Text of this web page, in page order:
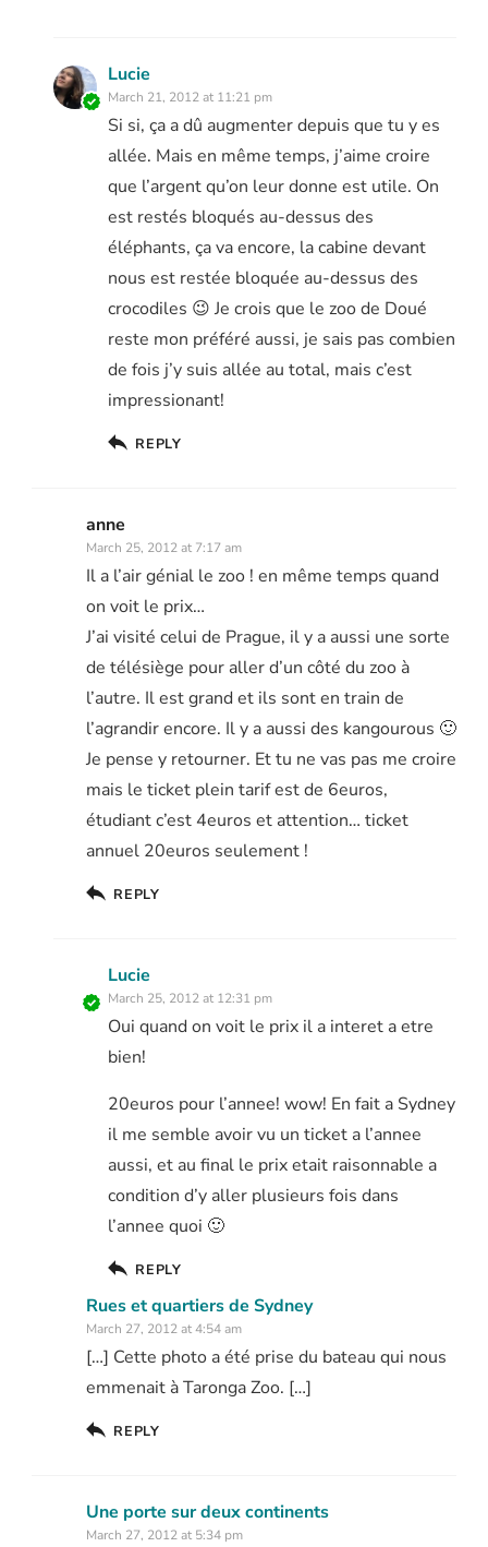
Lucie
March 21, 2012 at 11:21 pm
Si si, ça a dû augmenter depuis que tu y es
allée. Mais en même temps, j’aime croire
que l’argent qu’on leur donne est utile. On
est restés bloqués au-dessus des
éléphants, ça va encore, la cabine devant
nous est restée bloquée au-dessus des
crocodiles 😉 Je crois que le zoo de Doué
reste mon préféré aussi, je sais pas combien
de fois j’y suis allée au total, mais c’est
impressionant!
REPLY
anne
March 25, 2012 at 7:17 am
Il a l’air génial le zoo ! en même temps quand
on voit le prix…
J’ai visité celui de Prague, il y a aussi une sorte
de télésiège pour aller d’un côté du zoo à
l’autre. Il est grand et ils sont en train de
l’agrandir encore. Il y a aussi des kangourous 🙂
Je pense y retourner. Et tu ne vas pas me croire
mais le ticket plein tarif est de 6euros,
étudiant c’est 4euros et attention… ticket
annuel 20euros seulement !
REPLY
Lucie
March 25, 2012 at 12:31 pm
Oui quand on voit le prix il a interet a etre
bien!
20euros pour l’annee! wow! En fait a Sydney
il me semble avoir vu un ticket a l’annee
aussi, et au final le prix etait raisonnable a
condition d’y aller plusieurs fois dans
l’annee quoi 🙂
REPLY
Rues et quartiers de Sydney
March 27, 2012 at 4:54 am
[…] Cette photo a été prise du bateau qui nous
emmenait à Taronga Zoo. […]
REPLY
Une porte sur deux continents
March 27, 2012 at 5:34 pm